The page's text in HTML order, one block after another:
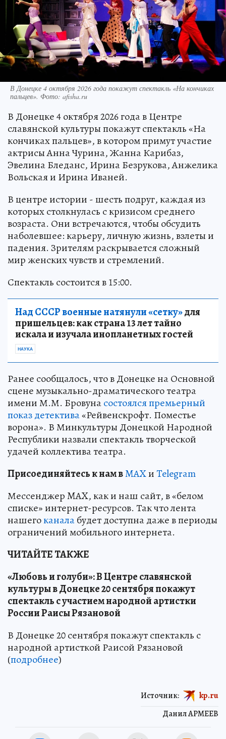
В Донецке 4 октября 2026 года покажут спектакль «На кончиках
пальцев». Фото: afisha.ru
В Донецке 4 октября 2026 года в Центре
славянской культуры покажут спектакль «На
кончиках пальцев», в котором примут участие
актрисы Анна Чурина, Жанна Карибаз,
Эвелина Бледанс, Ирина Безрукова, Анжелика
Вольская и Ирина Иваней.
В центре истории - шесть подруг, каждая из
которых столкнулась с кризисом среднего
возраста. Они встречаются, чтобы обсудить
наболевшее: карьеру, личную жизнь, взлеты и
падения. Зрителям раскрывается сложный
мир женских чувств и стремлений.
Спектакль состоится в 15:00.
Над СССР военные натянули «сетку»для
пришельцев: как страна 13 лет тайно
искала и изучала инопланетных гостей
НАУКА
Ранее сообщалось, что в Донецке на Основной
сцене музыкально-драматического театра
имени М.М. Бровунасостоялся премьерный
показ детектива«Рейвенскрофт. Поместье
ворона». В Минкультуры Донецкой Народной
Республики назвали спектакль творческой
удачей коллектива театра.
Присоединяйтесь к нам вMAXиTelegram
Мессенджер MAX, как и наш сайт, в «белом
списке» интернет-ресурсов. Так что лента
нашегоканалабудет доступна даже в периоды
ограничений мобильного интернета.
ЧИТАЙТЕ ТАКЖЕ
«Любовь и голуби»: В Центре славянской
культуры в Донецке 20 сентября покажут
спектакль с участием народной артистки
России Раисы Рязановой
В Донецке 20 сентября покажут спектакль с
народной артисткой Раисой Рязановой
(подробнее)
Данил АРМЕЕВ
Источник: kp.ru